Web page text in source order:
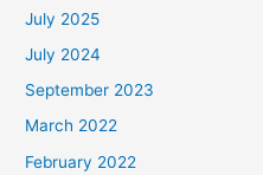
July 2025
July 2024
September 2023
March 2022
February 2022